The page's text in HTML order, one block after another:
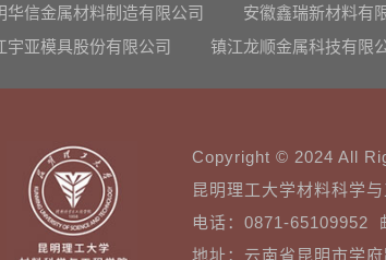
华信金属材料制造有限公司 安徽鑫瑞新材料有
宇亚模具股份有限公司
镇江龙顺金属科技有限
Copyright © 2024 All
昆明理工大学材料科学
电话：0871-65109952
地址：云南省昆明市学